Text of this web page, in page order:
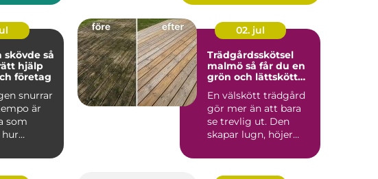
Därför spelar vale...
så
hjälp
företag
snurrar
är
som
02. jul
Trädgårdsskötsel
malmö så får du en
grön och lättskött
En välskött trädgård
gör mer än att bara
se trevlig ut. Den
skapar lugn, höjer
oc...